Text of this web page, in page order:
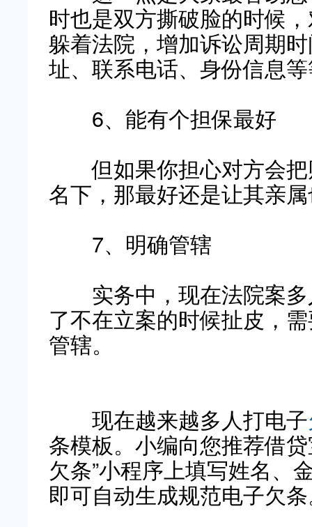
时也是双方撕破脸的时候
躲着法院，增加诉讼周期
址、联系电话、身份信息
6、能有个担保最好
但如果你担心对方会把
名下，那最好还是让其亲
7、明确管辖
实务中，现在法院案多
了不在立案的时候扯皮，
管辖。
现在越来越多人打电子
条模板。小编向您推荐借
欠条”小程序上填写姓名、
即可自动生成规范电子欠